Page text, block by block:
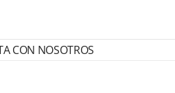
CON NOSOTROS